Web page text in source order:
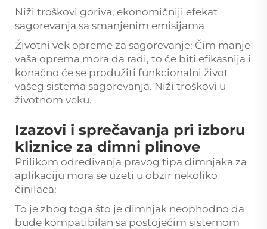
Niži troškovi goriva, ekonomičniji efekat
sagorevanja sa smanjenim emisijama
Životni vek opreme za sagorevanje: Čim manje
vaša oprema mora da radi, to će biti efikasnija i
konačno će se produžiti funkcionalni život
vašeg sistema sagorevanja. Niži troškovi u
životnom veku.
Izazovi i sprečavanja pri izboru
kliznice za dimni plinove
Prilikom određivanja pravog tipa dimnjaka za
aplikaciju mora se uzeti u obzir nekoliko
činilaca:
To je zbog toga što je dimnjak neophodno da
bude kompatibilan sa postojećim sistemom